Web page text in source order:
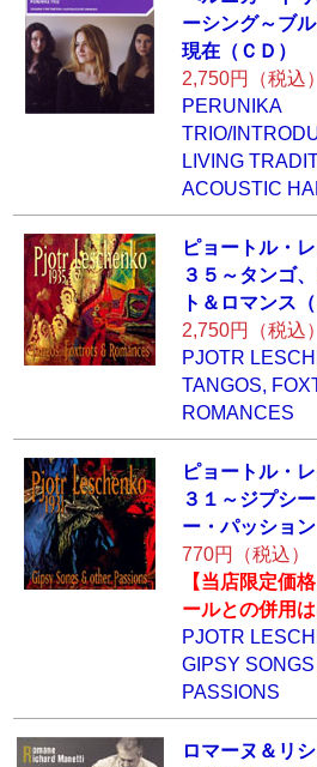
ーシング～ブル
現在（ＣＤ）
2,750円（税込）
PERUNIKA
TRIO/
LIVING
ACOUSTIC
ピョートル・
３ ５～タンゴ
ト＆ ロマンス（
2,750円（税込）
PJOTR
TANGOS,
ROMANCES
ピョートル・
３ １～ジプシ
ー・パッション
770円（税込）
【当店限定価
ールとの併用
PJOTR
GIPSY
PASSIONS
ロマーヌ＆リ